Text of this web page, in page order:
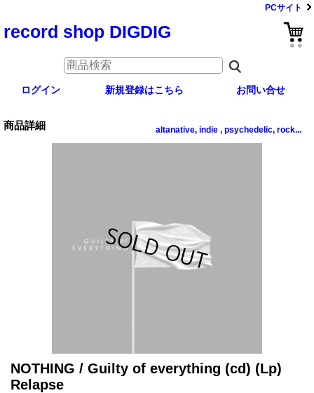
PCサイト
record shop DIGDIG
ログイン 新規登録はこちら お問い合せ
商品詳細 altanative, indie , psychedelic, rock...
NOTHING / Guilty of everything (cd) (Lp)
Relapse